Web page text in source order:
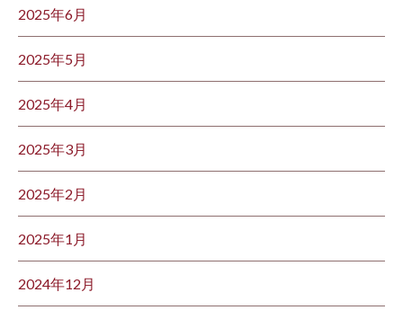
2025年6月
2025年5月
2025年4月
2025年3月
2025年2月
2025年1月
2024年12月